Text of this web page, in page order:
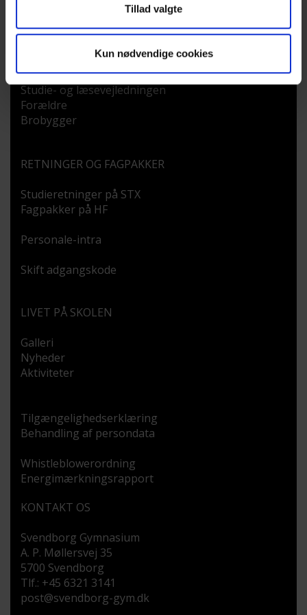
Tillad valgte
Kun nødvendige cookies
KOMMENDE ELEV
Optagelse
Studie- og læsevejledningen
Forældre
Brobygger
RETNINGER OG FAGPAKKER
Studieretninger på STX
Fagpakker på HF
Personale-intra
Skift adgangskode
LIVET PÅ SKOLEN
Galleri
Nyheder
Aktiviteter
Tilgængelighedserklæring
Behandling af persondata
Whistleblowerordning
Energimærkningsrapport
KONTAKT OS
Svendborg Gymnasium
A. P. Møllersvej 35
5700 Svendborg
Tlf.: +45 6321 3141
post@svendborg-gym.dk